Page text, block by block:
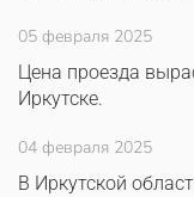
05 февраля 2025
Цена проезда
Иркутске.
04 февраля 2025
В Иркутской